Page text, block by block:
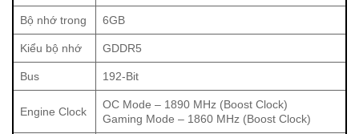
Công nghệ sản xuất Auto−Extreme
Tất cả các mẫu card đồ họa của ASUS đều được sản xuất
trên dây chuyền hiện đại (tự động hóa) theo tiêu chuẩn
công nghệ Auto-Extreme, nhằm đem lại độ chính xác cao
trong quá trình gia công. Điều này giảm được biến dạng do
nhiệt lên các linh kiện và tránh được việc phải sử dụng các
Bộ nhớ trong 6GB
Kiểu bộ nhớ GDDR5
Bus 192-Bit
Engine Clock
OC Mode – 1890 MHz (Boost Clock)
Gaming Mode – 1860 MHz (Boost Clock)